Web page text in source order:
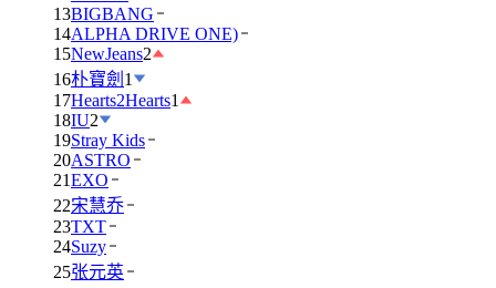
13BIGBANG
14ALPHA DRIVE ONE)
15NewJeans2
16朴寶劍 1
17Hearts2Hearts1
18IU2
19Stray Kids
20ASTRO
21EXO
22宋慧乔
23TXT
24Suzy
25张元英